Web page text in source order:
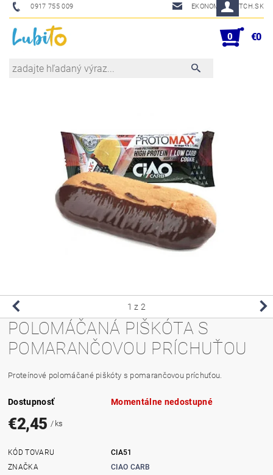
0917 755 009 EKONOM@SKETCH.SK
0 €0
1 z 2
POLOMÁČANÁ PIŠKÓTA S
POMARANČOVOU PRÍCHUŤOU
Proteínové polomáčané piškóty s pomarančovou príchuťou
Dostupnosť Momentálne nedostupné
€2,45/ ks
KÓD TOVARU
CIA51
ZNAČKA
CIAO CARB